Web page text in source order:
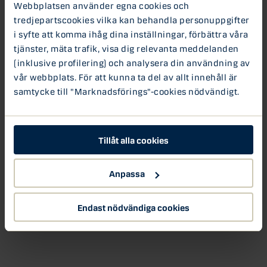
Webbplatsen använder egna cookies och
tredjepartscookies vilka kan behandla personuppgifter
i syfte att komma ihåg dina inställningar, förbättra våra
tjänster, mäta trafik, visa dig relevanta meddelanden
(inklusive profilering) och analysera din användning av
vår webbplats. För att kunna ta del av allt innehåll är
samtycke till "Marknadsförings"-cookies nödvändigt.
Tillåt alla cookies
Anpassa
Endast nödvändiga cookies